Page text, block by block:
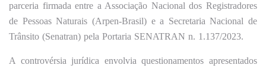
parceria firmada entre a Associação Nacional dos Registradores
de Pessoas Naturais (Arpen-Brasil) e a Secretaria Nacional de
Trânsito (Senatran) pela Portaria SENATRAN n. 1.137/2023.
A controvérsia jurídica envolvia questionamentos apresentados